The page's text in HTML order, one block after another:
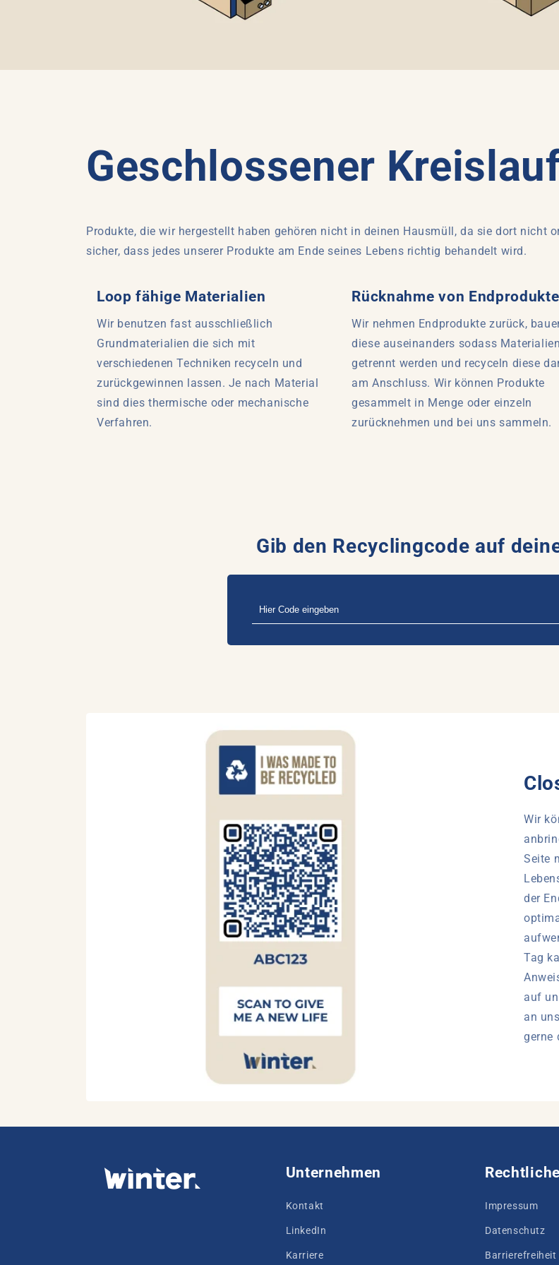
Geschlossener
Produkte, die wir hergestellt haben gehören nicht in deinen Hausmüll, da sie dort nicht
sicher, dass jedes unserer Produkte am Ende seines Lebens richtig behandelt wird.
Loop fähige Materialien
Wir benutzen fast ausschließlich
Grundmaterialien die sich mit
verschiedenen Techniken recyceln und
zurückgewinnen lassen. Je nach Material
sind dies thermische oder mechanische
Verfahren.
Rücknahme von
Wir nehmen Endprodukte zurück,
diese auseinanders sodass Materialien
getrennt werden und recyceln diese
am Anschluss. Wir können Produkte
gesammelt in Menge oder einzeln
zurücknehmen und bei uns sammeln.
Gib den Recyclingcode auf
Wir
Seite
der
Tag
auf
an
gerne
Unternehmen
Kontakt
LinkedIn
Karriere
Impressum
Datenschutz
Barrierefreiheit